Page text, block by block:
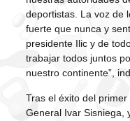
deportistas. La voz de
fuerte que nunca y
presidente Ilic y de
trabajar todos juntos
nuestro continente”,
Tras el éxito del primer
General Ivar Sisniega,